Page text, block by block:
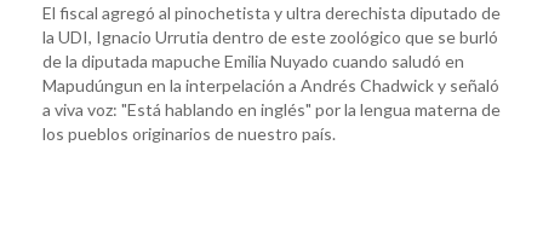
El fiscal agregó al pinochetista y ultra derechista diputado de
la UDI, Ignacio Urrutia dentro de este zoológico que se burló
de la diputada mapuche Emilia Nuyado cuando saludó en
Mapudúngun en la interpelación a Andrés Chadwick y señaló
a viva voz: "Está hablando en inglés" por la lengua materna de
los pueblos originarios de nuestro país.